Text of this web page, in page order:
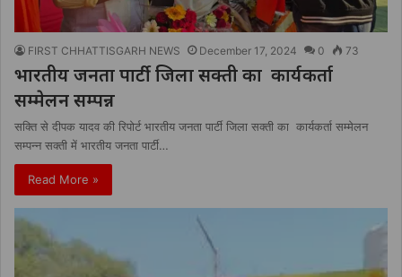
FIRST CHHATTISGARH NEWS December 17, 2024 0 73
भारतीय जनता पार्टी जिला सक्ती का कार्यकर्ता
सम्मेलन सम्पन्न
सक्ति से दीपक यादव की रिपोर्ट भारतीय जनता पार्टी जिला सक्ती का कार्यकर्ता सम्मेलन
सम्पन्न सक्ती में भारतीय जनता पार्टी…
Read More »